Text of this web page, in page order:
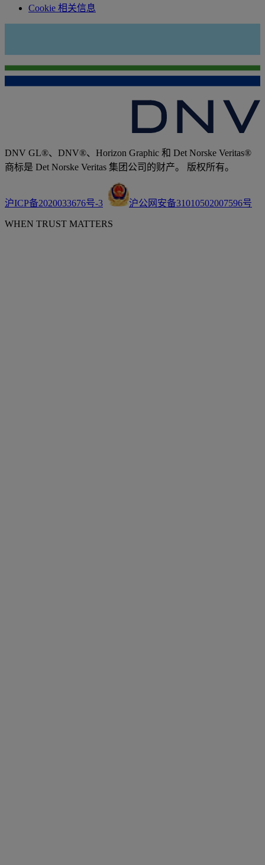
Cookie 相关信息
DNV GL®、DNV®、Horizon Graphic 和 Det Norske Veritas®
商标是 Det Norske Veritas 集团公司的财产。 版权所有。
沪ICP备2020033676号-3 沪公网安备31010502007596号
WHEN TRUST MATTERS